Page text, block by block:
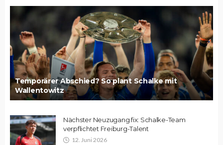
Temporärer Abschied? So plant Schalke mit
Wallentowitz
Nächster Neuzugang fix: Schalke-Team
verpflichtet Freiburg-Talent
12. Juni 2026